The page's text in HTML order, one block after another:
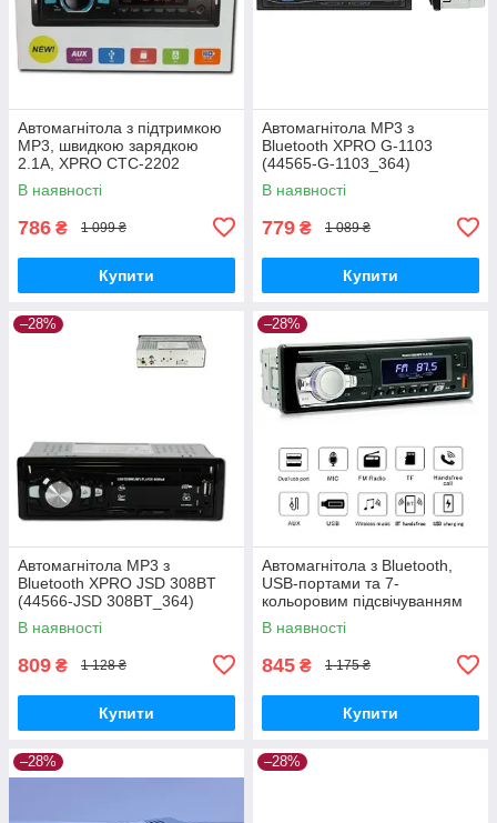
Автомагнітола з підтримкою
MP3, швидкою зарядкою
2.1A, XPRO CTC-2202
(44846-CTC-2202_368)
В наявності
786 ₴ 1 099 ₴
Купити
Автомагнітола MP3 з
Bluetooth XPRO G-1103
(44565-G-1103_364)
В наявності
779 ₴ 1 089 ₴
Купити
–28%
Автомагнітола MP3 з
Bluetooth XPRO JSD 308BT
(44566-JSD 308BT_364)
В наявності
809 ₴ 1 128 ₴
Купити
–28%
Автомагнітола з Bluetooth,
USB-портами та 7-
кольоровим підсвічуванням
XPRO JSD-521 BT (42460-
JSD-521_506)
В наявності
845 ₴ 1 175 ₴
Купити
–28% –28%